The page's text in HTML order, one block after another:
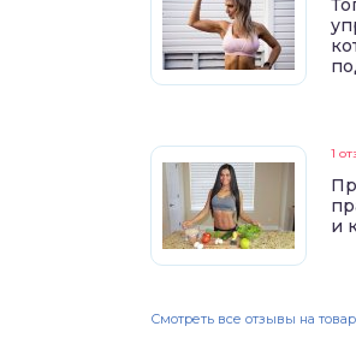
1
и
Смотреть все отзывы на